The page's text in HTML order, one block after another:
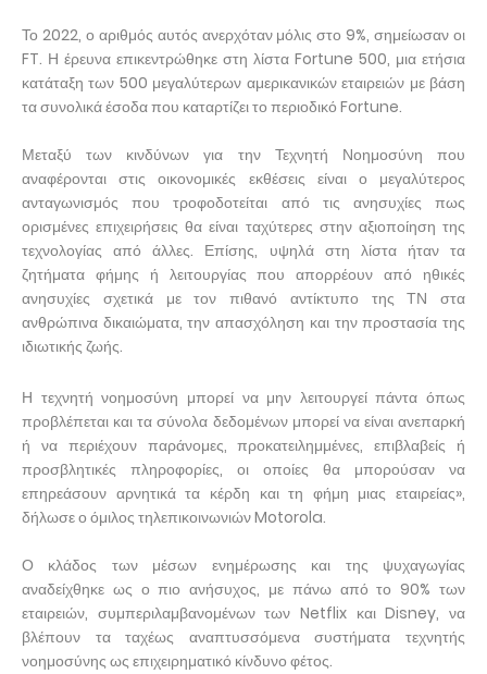
Το 2022, ο αριθμός αυτός ανερχόταν μόλις στο 9%, σημείωσαν οι
FT. Η έρευνα επικεντρώθηκε στη λίστα Fortune 500, μια ετήσια
κατάταξη των 500 μεγαλύτερων αμερικανικών εταιρειών με βάση
τα συνολικά έσοδα που καταρτίζει το περιοδικό Fortune.
Μεταξύ των κινδύνων για την Τεχνητή Νοημοσύνη που
αναφέρονται στις οικονομικές εκθέσεις είναι ο μεγαλύτερος
ανταγωνισμός που τροφοδοτείται από τις ανησυχίες πως
ορισμένες επιχειρήσεις θα είναι ταχύτερες στην αξιοποίηση της
τεχνολογίας από άλλες. Επίσης, υψηλά στη λίστα ήταν τα
ζητήματα φήμης ή λειτουργίας που απορρέουν από ηθικές
ανησυχίες σχετικά με τον πιθανό αντίκτυπο της ΤΝ στα
ανθρώπινα δικαιώματα, την απασχόληση και την προστασία της
ιδιωτικής ζωής.
Η τεχνητή νοημοσύνη μπορεί να μην λειτουργεί πάντα όπως
προβλέπεται και τα σύνολα δεδομένων μπορεί να είναι ανεπαρκή
ή να περιέχουν παράνομες, προκατειλημμένες, επιβλαβείς ή
προσβλητικές πληροφορίες, οι οποίες θα μπορούσαν να
επηρεάσουν αρνητικά τα κέρδη και τη φήμη μιας εταιρείας»,
δήλωσε ο όμιλος τηλεπικοινωνιών Motorola.
Ο κλάδος των μέσων ενημέρωσης και της ψυχαγωγίας
αναδείχθηκε ως ο πιο ανήσυχος, με πάνω από το 90% των
εταιρειών, συμπεριλαμβανομένων των Netflix και Disney, να
βλέπουν τα ταχέως αναπτυσσόμενα συστήματα τεχνητής
νοημοσύνης ως επιχειρηματικό κίνδυνο φέτος.